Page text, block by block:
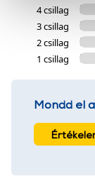
cookie-k
használatával
További
4 csillag
3 csillag
2 csillag
1 csillag
Mondd el